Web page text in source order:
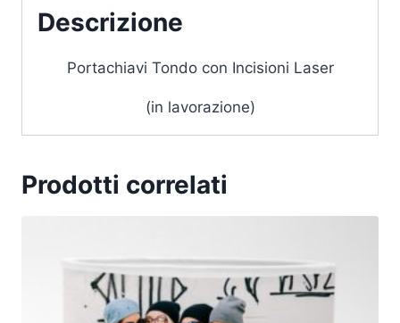
Descrizione
Portachiavi Tondo con Incisioni Laser
(in lavorazione)
Prodotti correlati